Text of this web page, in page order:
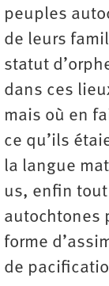
peuples
de leurs
statut
dans ces
mais où en
ce qu’ils
la langue
us, enfin
autochtones
forme
de